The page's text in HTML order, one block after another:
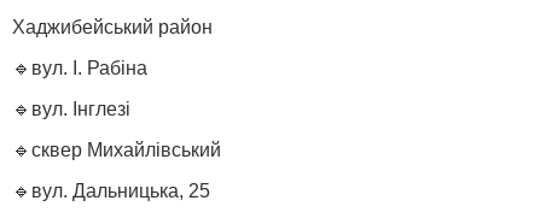
Хаджибейський район
🔹вул. І. Рабіна
🔹вул. Інглезі
🔹сквер Михайлівський
🔹вул. Дальницька, 25